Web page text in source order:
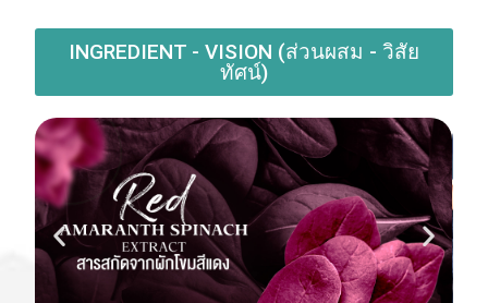
INGREDIENT - VISION (ส่วนผสม - วิสัย
ทัศน์)